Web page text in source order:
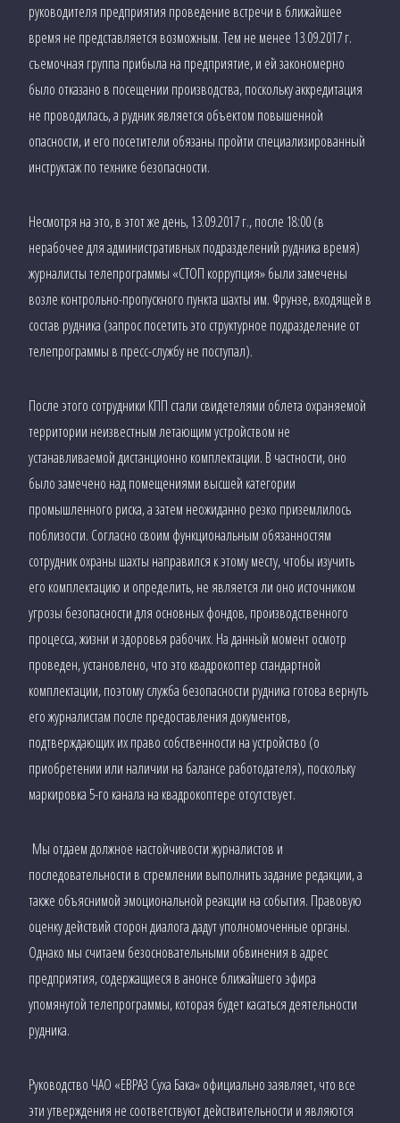
руководителя предприятия проведение встречи в ближайшее
время не представляется возможным. Тем не менее 13.09.2017 г.
съемочная группа прибыла на предприятие, и ей закономерно
было отказано в посещении производства, поскольку аккредитация
не проводилась, а рудник является объектом повышенной
опасности, и его посетители обязаны пройти специализированный
инструктаж по технике безопасности.
Несмотря на это, в этот же день, 13.09.2017 г., после 18:00 (в
нерабочее для административных подразделений рудника время)
журналисты телепрограммы «СТОП коррупция» были замечены
возле контрольно-пропускного пункта шахты им. Фрунзе, входящей в
состав рудника (запрос посетить это структурное подразделение от
телепрограммы в пресс-службу не поступал).
После этого сотрудники КПП стали свидетелями облета охраняемой
территории неизвестным летающим устройством не
устанавливаемой дистанционно комплектации. В частности, оно
было замечено над помещениями высшей категории
промышленного риска, а затем неожиданно резко приземлилось
поблизости. Согласно своим функциональным обязанностям
сотрудник охраны шахты направился к этому месту, чтобы изучить
его комплектацию и определить, не является ли оно источником
угрозы безопасности для основных фондов, производственного
процесса, жизни и здоровья рабочих. На данный момент осмотр
проведен, установлено, что это квадрокоптер стандартной
комплектации, поэтому служба безопасности рудника готова вернуть
его журналистам после предоставления документов,
подтверждающих их право собственности на устройство (о
приобретении или наличии на балансе работодателя), поскольку
маркировка 5-го канала на квадрокоптере отсутствует.
Мы отдаем должное настойчивости журналистов и
последовательности в стремлении выполнить задание редакции, а
также объяснимой эмоциональной реакции на события. Правовую
оценку действий сторон диалога дадут уполномоченные органы.
Однако мы считаем безосновательными обвинения в адрес
предприятия, содержащиеся в анонсе ближайшего эфира
упомянутой телепрограммы, которая будет касаться деятельности
рудника.
Руководство ЧАО «ЕВРАЗ Суха Бака» официально заявляет, что все
эти утверждения не соответствуют действительности и являются